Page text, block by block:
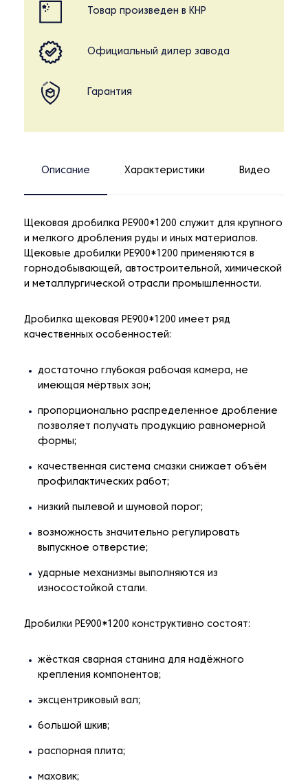
Товар произведен в КНР
Официальный дилер завода
Гарантия
Описание Характеристики Видео
Щековая дробилка РЕ900*1200 служит для крупного
и мелкого дробления руды и иных материалов.
Щековые дробилки РЕ900*1200 применяются в
горнодобывающей, автостроительной, химической
и металлургической отрасли промышленности.
Дробилка щековая РЕ900*1200 имеет ряд
качественных особенностей:
достаточно глубокая рабочая камера, не
имеющая мёртвых зон;
пропорционально распределенное дробление
позволяет получать продукцию равномерной
формы;
качественная система смазки снижает объём
профилактических работ;
низкий пылевой и шумовой порог;
возможность значительно регулировать
выпускное отверстие;
ударные механизмы выполняются из
износостойкой стали.
Дробилки РЕ900*1200 конструктивно состоят:
жёсткая сварная станина для надёжного
крепления компонентов;
эксцентриковый вал;
большой шкив;
распорная плита;
маховик;